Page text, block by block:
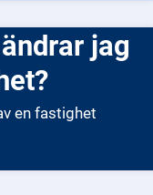
en fastighet